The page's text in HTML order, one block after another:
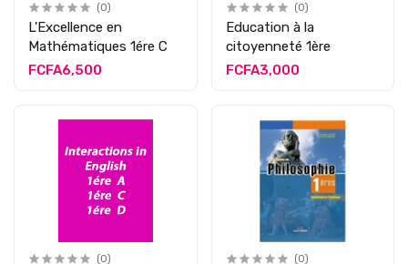
(0)
L'Excellence en
Mathématiques 1ére C
FCFA6,500
(0)
Education à la
citoyenneté 1ère
FCFA3,000
(0) (0)